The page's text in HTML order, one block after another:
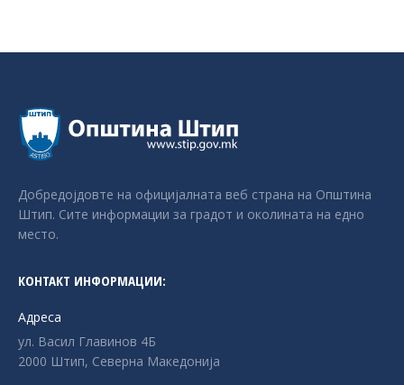
Добредојдовте на официјалната веб страна на Општина
Штип. Сите информации за градот и околината на едно
место.
КОНТАКТ ИНФОРМАЦИИ:
Адреса
ул. Васил Главинов 4Б
2000 Штип, Северна Македонија